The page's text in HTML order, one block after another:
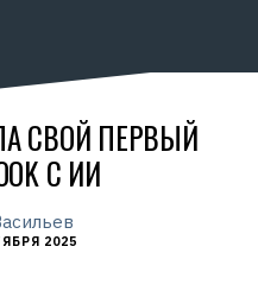
СВОЙ ПЕРВЫЙ
С ИИ
2025